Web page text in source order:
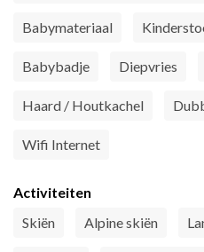
Babymateriaal
Babybadje Diepvries
Haard / Houtkachel
Wifi Internet
Activiteiten
Skiën
Alpine skiën